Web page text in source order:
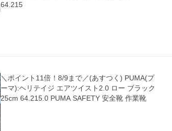
64.215
＼ポイント11倍！8/9まで／(あすつく) PUMA(プ
ーマ):ヘリテイジ エアツイスト2.0 ロー ブラック
25cm 64.215.0 PUMA SAFETY 安全靴 作業靴